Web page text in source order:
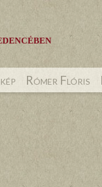
Rómer Flóris